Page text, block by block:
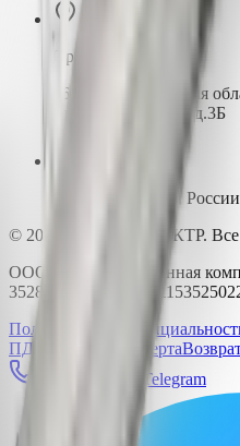
Производство
162603, Вологодская
ул. Краснодонцев, д.3Б
Доставка по всей России
© 2015-2026 ПК-СПЕКТР. Все
ООО «Производственная
3528233344 | ОГРН
Политика
ПДн
Публичная оферта
Telegram